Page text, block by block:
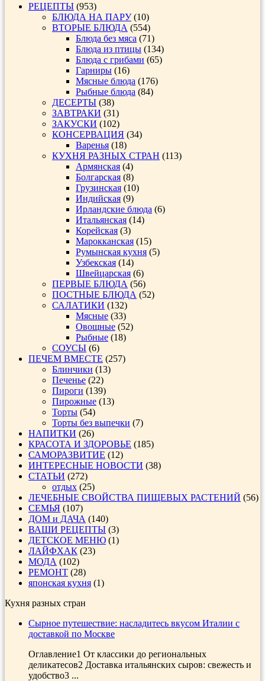
РЕЦЕПТЫ (953)
БЛЮДА НА ПАРУ(10)
ВТОРЫЕ БЛЮДА (554)
Блюда без мяса (71)
Блюда из птицы (134)
Блюда с грибами (65)
Гарниры (16)
Мясные блюда (176)
Рыбные блюда (84)
ДЕСЕРТЫ (38)
ЗАВТРАКИ (31)
ЗАКУСКИ (102)
КОНСЕРВАЦИЯ (34)
Варенья (18)
КУХНЯ РАЗНЫХ СТРАН (113)
Армянская (4)
Болгарская (8)
Грузинская (10)
Индийская (9)
Ирландские блюда (6)
Итальянская (14)
Корейская (3)
Марокканская (15)
Румынская кухня (5)
Узбекская (14)
Швейцарская (6)
ПЕРВЫЕ БЛЮДА (56)
ПОСТНЫЕ БЛЮДА (52)
САЛАТИКИ (132)
Мясные (33)
Овощные (52)
Рыбные (18)
СОУСЫ (6)
ПЕЧЕМ ВМЕСТЕ (257)
Блинчики (13)
Печенье (22)
Пироги (139)
Пирожные (13)
Торты (54)
Торты без выпечки (7)
НАПИТКИ (26)
КРАСОТА И ЗДОРОВЬЕ (185)
САМОРАЗВИТИЕ (12)
ИНТЕРЕСНЫЕ НОВОСТИ (38)
СТАТЬИ (272)
отдых (25)
ЛЕЧЕБНЫЕ СВОЙСТВА ПИЩЕВЫХ РАСТЕНИЙ (56)
СЕМЬЯ (107)
ДОМ и ДАЧА (140)
ВАШИ РЕЦЕПТЫ (3)
ДЕТСКОЕ МЕНЮ (1)
ЛАЙФХАК (23)
МОДА (102)
РЕМОНТ (28)
японская кухня (1)
Кухня разных стран
Сырное путешествие: насладитесь вкусом Италии с
доставкой по Москве
Оглавление1 От классики до региональных
деликатесов2 Доставка итальянских сыров: свежесть и
удобство3 ...